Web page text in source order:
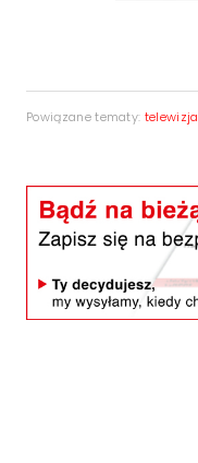
Powiązane tematy: telewizja